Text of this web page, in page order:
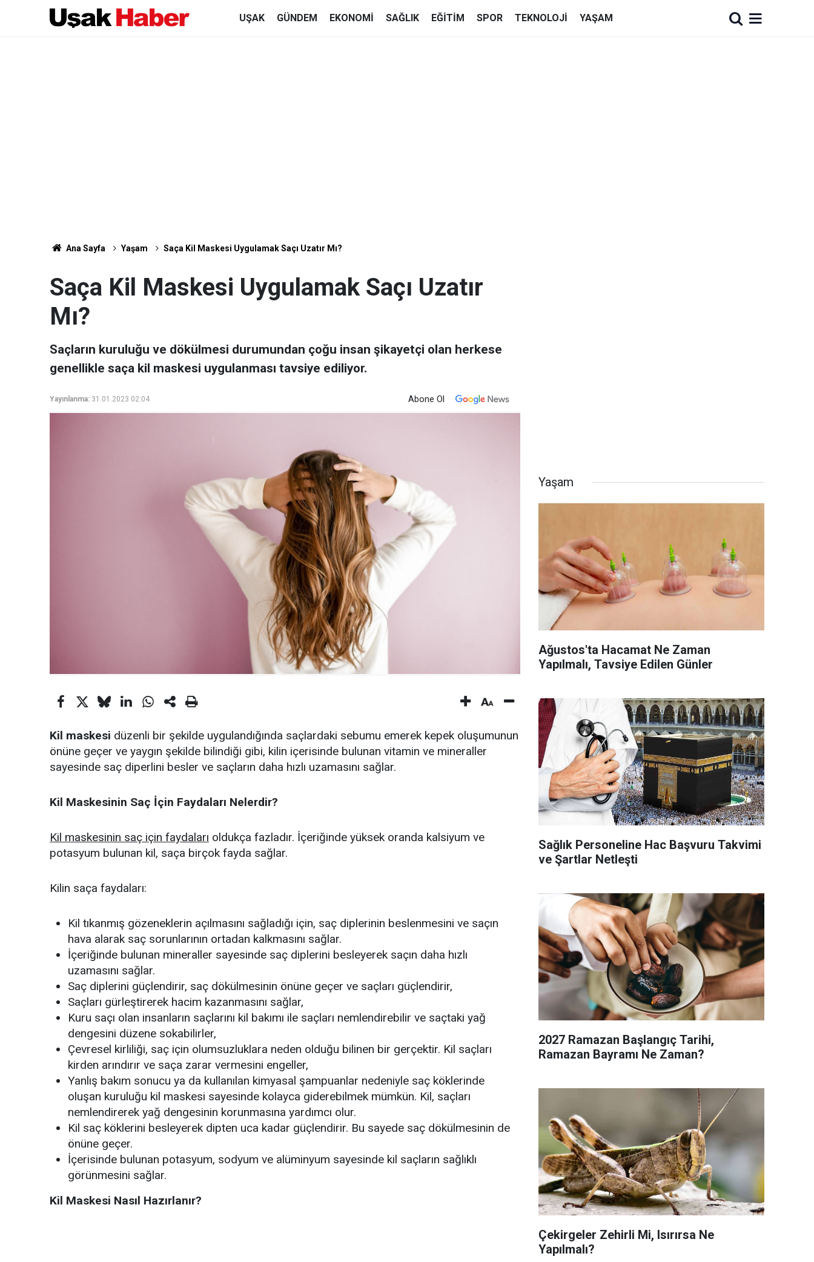
UŞAK GÜNDEM EKONOMI SAĞLIK EĞITIM SPOR TEKNOLOJI YAŞAM
Ana Sayfa Yaşam Saça Kil Maskesi Uygulamak Saçı Uzatır Mı?
Saça Kil Maskesi Uygulamak Saçı Uzatır
Mı?
Saçların kuruluğu ve dökülmesi durumundan çoğu insan şikayetçi olan herkese
genellikle saça kil maskesi uygulanması tavsiye ediliyor.
Yayınlanma: 31.01.2023 02:04 Abone Ol
Kil maskesi düzenli bir şekilde uygulandığında saçlardaki sebumu emerek kepek oluşumunun
önüne geçer ve yaygın şekilde bilindiği gibi, kilin içerisinde bulunan vitamin ve mineraller
sayesinde saç diperlini besler ve saçların daha hızlı uzamasını sağlar.
Kil Maskesinin Saç İçin Faydaları Nelerdir?
Kil maskesinin saç için faydaları oldukça fazladır. İçeriğinde yüksek oranda kalsiyum ve
potasyum bulunan kil, saça birçok fayda sağlar.
Kilin saça faydaları:
Kil tıkanmış gözeneklerin açılmasını sağladığı için, saç diplerinin beslenmesini ve saçın
hava alarak saç sorunlarının ortadan kalkmasını sağlar.
İçeriğinde bulunan mineraller sayesinde saç diplerini besleyerek saçın daha hızlı
uzamasını sağlar.
Saç diplerini güçlendirir, saç dökülmesinin önüne geçer ve saçları güçlendirir,
Saçları gürleştirerek hacim kazanmasını sağlar,
Kuru saçı olan insanların saçlarını kil bakımı ile saçları nemlendirebilir ve saçtaki yağ
dengesini düzene sokabilirler,
Çevresel kirliliği, saç için olumsuzluklara neden olduğu bilinen bir gerçektir. Kil saçları
kirden arındırır ve saça zarar vermesini engeller,
Yanlış bakım sonucu ya da kullanılan kimyasal şampuanlar nedeniyle saç köklerinde
oluşan kuruluğu kil maskesi sayesinde kolayca giderebilmek mümkün. Kil, saçları
nemlendirerek yağ dengesinin korunmasına yardımcı olur.
Kil saç köklerini besleyerek dipten uca kadar güçlendirir. Bu sayede saç dökülmesinin de
önüne geçer.
İçerisinde bulunan potasyum, sodyum ve alüminyum sayesinde kil saçların sağlıklı
görünmesini sağlar.
Kil Maskesi Nasıl Hazırlanır?
Yaşam
Ağustos'ta Hacamat Ne Zaman
Yapılmalı, Tavsiye Edilen Günler
Sağlık Personeline Hac Başvuru Takvimi
ve Şartlar Netleşti
2027 Ramazan Başlangıç Tarihi,
Ramazan Bayramı Ne Zaman?
Çekirgeler Zehirli Mi, Isırırsa Ne
Yapılmalı?